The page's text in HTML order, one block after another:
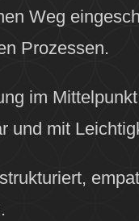
Weg
Prozessen.
im
und mit